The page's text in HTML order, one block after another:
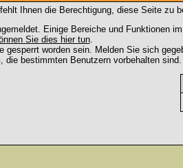
Ihnen die Berechtigung, diese Seite zu
Einige Bereiche und Funktionen
Sie dies hier tun.
gesperrt worden sein. Melden Sie sich
die bestimmten Benutzern vorbehalten